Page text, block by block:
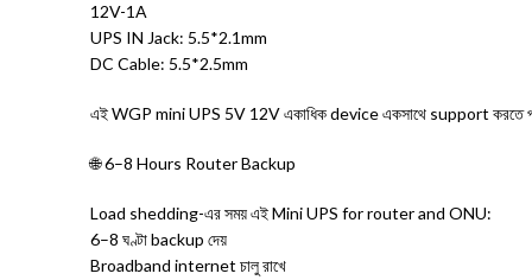
12V-1A
UPS IN Jack: 5.5*2.1mm
DC Cable: 5.5*2.5mm
এই WGP mini UPS 5V 12V একাধিক device একসাথে support করতে
🌐 6–8 Hours Router Backup
Load shedding-এর সময় এই Mini UPS for router and ONU:
6–8 ঘণ্টা backup দেয়
Broadband internet চালু রাখে